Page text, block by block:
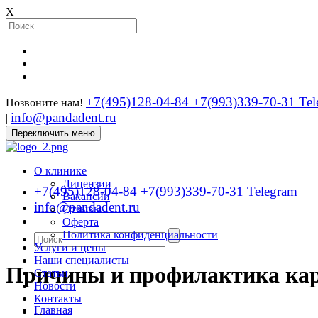
X
Позвоните нам! +7(495)128-04-84 +7(993)339-70-31
| info@pandadent.ru
Переключить меню
О клинике
Лицензии
Вакансии
Отзывы
Оферта
Политика конфиденциальности
Услуги и цены
Наши специалисты
Статьи
Новости
Контакты
...
+7(495)128-04-84 +7(993)339-70-31 Telegram
info@pandadent.ru
Причины и профилактика
Главная